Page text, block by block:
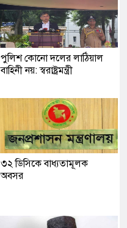
পুলিশ কোনো দলের লাঠিয়াল
বাহিনী নয়: স্বরাষ্ট্রমন্ত্রী
৩২ ডিসিকে বাধ্যতামূলক
অবসর